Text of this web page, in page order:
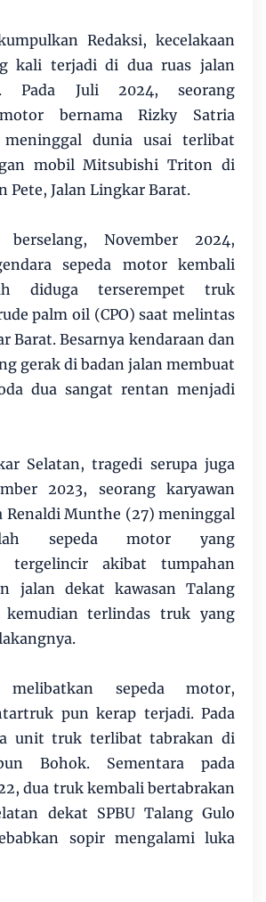
Redaksi, kecelakaan
kali terjadi di dua ruas jalan
Pada Juli 2024, seorang
bernama Rizky Satria
dunia usai terlibat
mobil Mitsubishi Triton di
Pete, Jalan Lingkar Barat.
November 2024,
sepeda motor kembali
diduga terserempet truk
palm oil (CPO) saat melintas
Barat. Besarnya kendaraan dan
gerak di badan jalan membuat
dua sangat rentan menjadi
Selatan, tragedi serupa juga
2023, seorang karyawan
Renaldi Munthe (27) meninggal
sepeda motor yang
tergelincir akibat tumpahan
jalan dekat kawasan Talang
kemudian terlindas truk yang
sepeda motor,
pun kerap terjadi. Pada
unit truk terlibat tabrakan di
Bohok. Sementara pada
dua truk kembali bertabrakan
dekat SPBU Talang Gulo
sopir mengalami luka